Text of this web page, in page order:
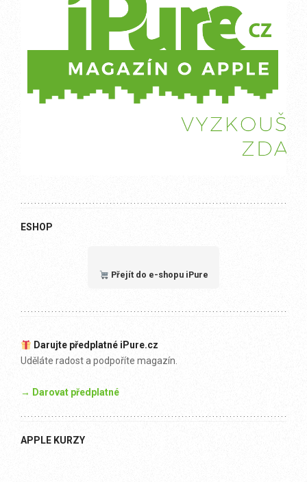
ESHOP
Přejít do e-shopu iPure
Darujte předplatné iPure.cz
Uděláte radost a podpoříte magazín.
→ Darovat předplatné
APPLE KURZY